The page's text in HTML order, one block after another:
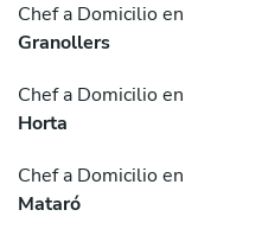
Chef a Domicilio en
Granollers
Chef a Domicilio en
Horta
Chef a Domicilio en
Mataró